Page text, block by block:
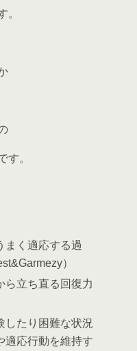
。
す。
まく適応する過
）
ら立ち直る回復力
したり困難な状況
適応行動を維持す